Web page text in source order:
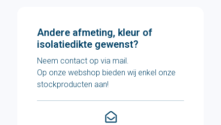
Andere afmeting, kleur of
isolatiedikte gewenst?
Neem contact op via mail.
Op onze webshop bieden wij enkel onze
stockproducten aan!